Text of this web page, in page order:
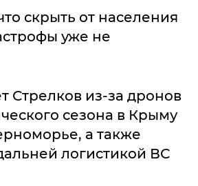
скрыть от населения
уже не
Стрелков из-за дронов
сезона в Крыму
а также
логистикой ВС